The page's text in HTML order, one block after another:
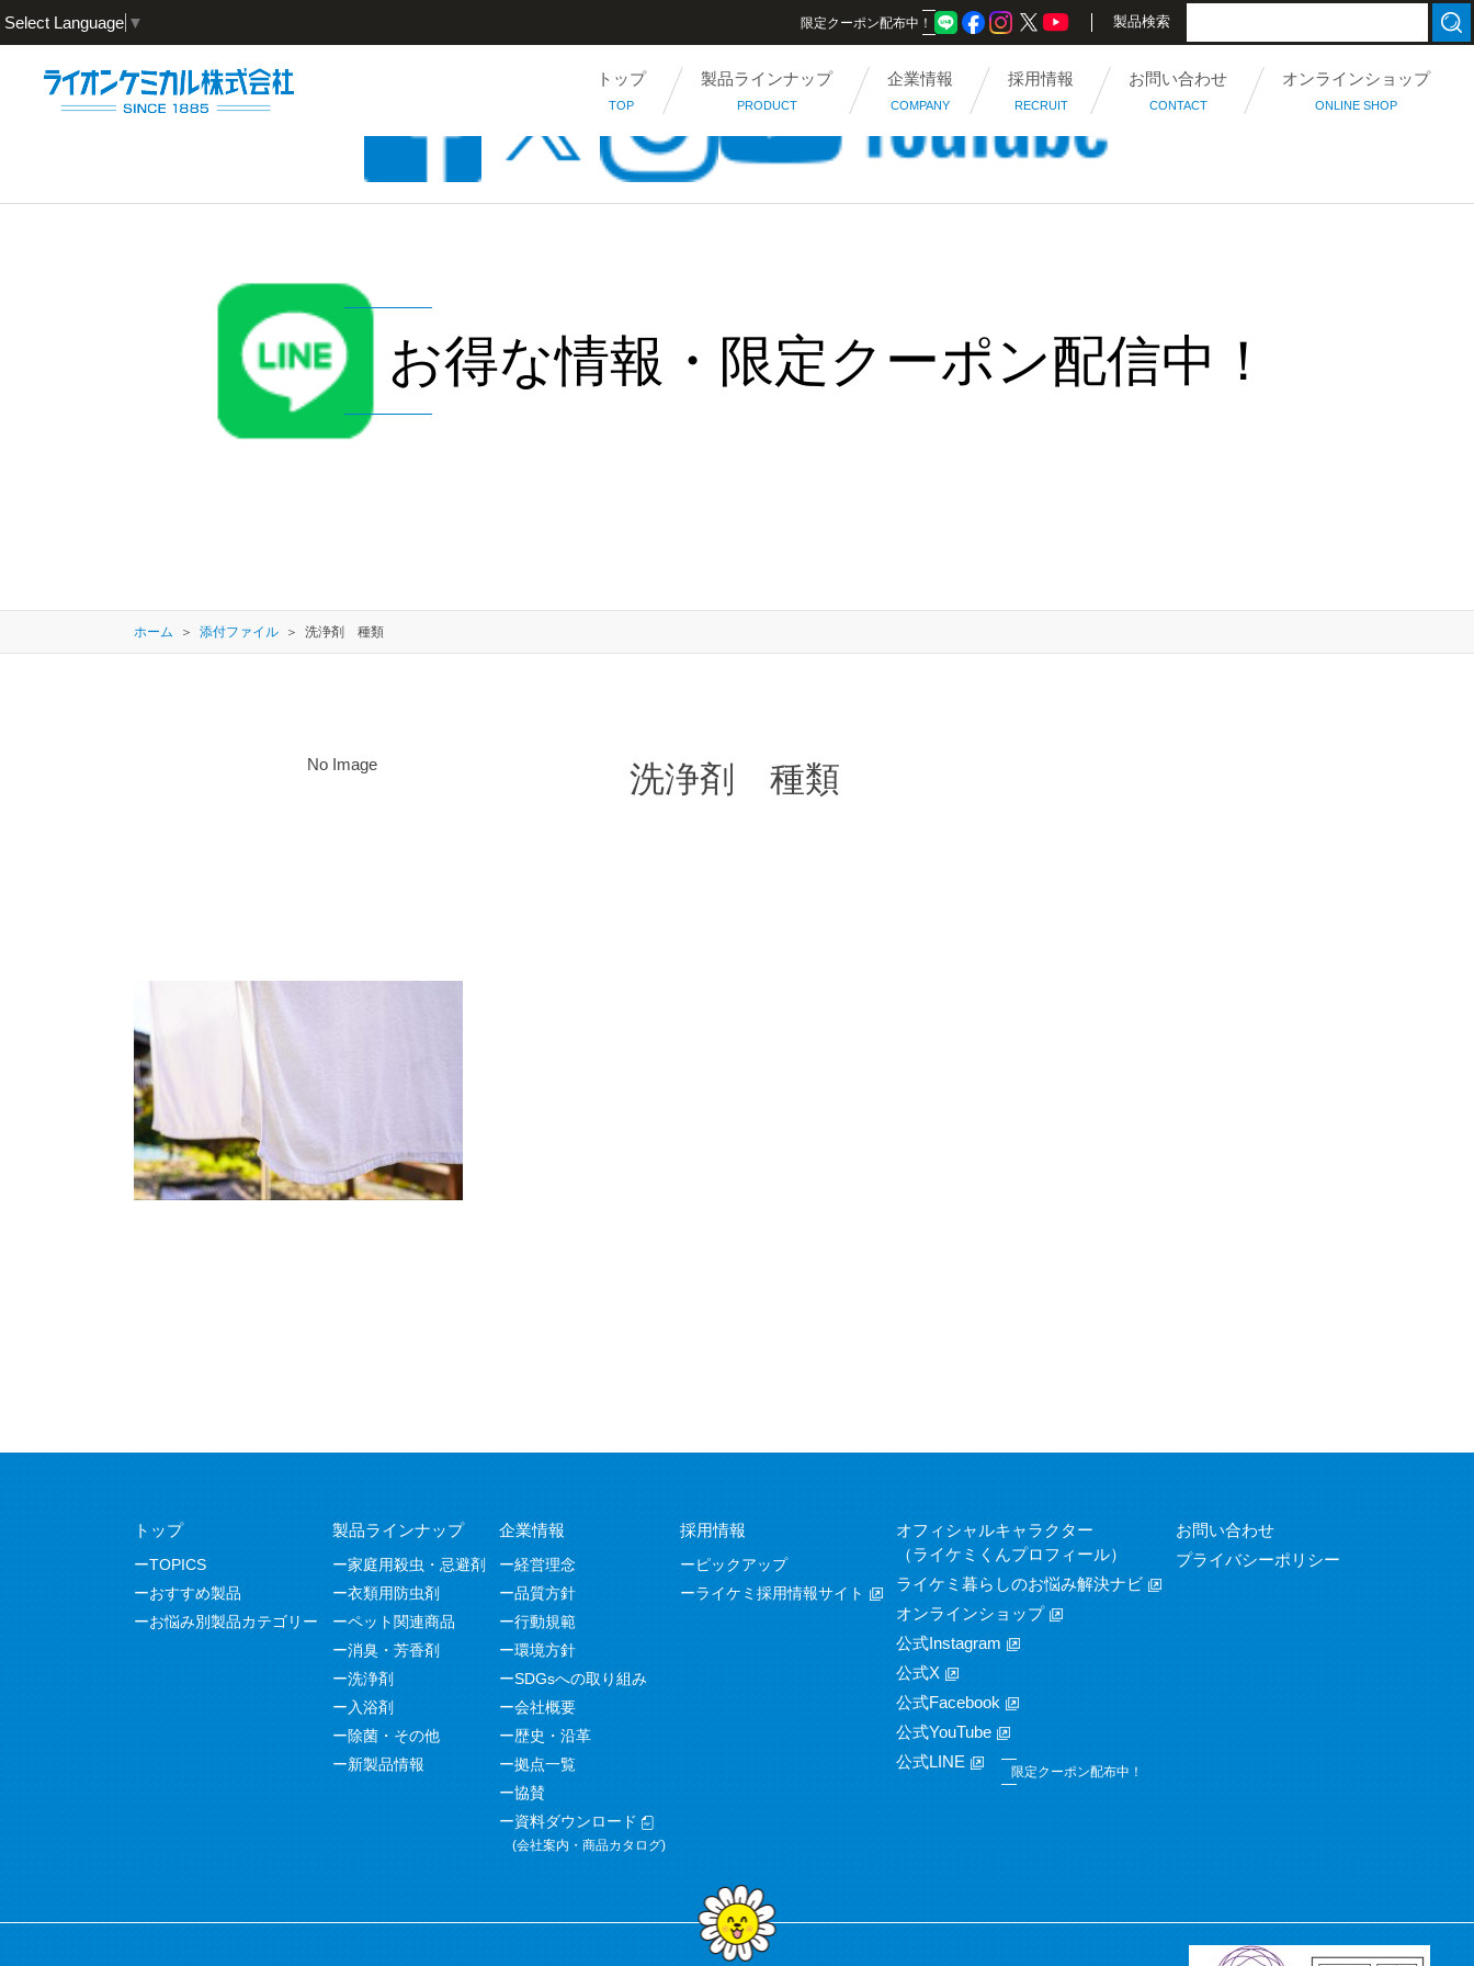
Select Language ▼ 限定クーポン配布中！ 製品検索
トップ
TOP
製品ラインナップ
PRODUCT
企業情報
COMPANY
採用情報
RECRUIT
お問い合わせ
CONTACT
オンラインショップ
ONLINE SHOP
お得な情報・限定クーポン配信中！
ホーム 添付ファイル 洗浄剤 種類
No Image 洗浄剤 種類
トップ
TOPICS
おすすめ製品
お悩み別製品カテゴリー
製品ラインナップ
家庭用殺虫・忌避剤
衣類用防虫剤
ペット関連商品
消臭・芳香剤
洗浄剤
入浴剤
除菌・その他
新製品情報
企業情報
経営理念
品質方針
行動規範
環境方針
SDGsへの取り組み
会社概要
歴史・沿革
拠点一覧
協賛
資料ダウンロード
(会社案内・商品カタログ)
採用情報
ピックアップ
ライケミ採用情報サイト
オフィシャルキャラクター
（ライケミくんプロフィール）
ライケミ暮らしのお悩み解決ナビ
オンラインショップ
公式Instagram
公式X
公式Facebook
公式YouTube
公式LINE
限定クーポン配布中！
お問い合わせ
プライバシーポリシー